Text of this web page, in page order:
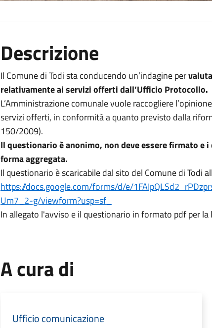
Descrizione
Il Comune di Todi sta conducendo un’indagine per
relativamente ai servizi offerti dall’Ufficio Protocollo.
L’Amministrazione comunale vuole raccogliere
servizi offerti, in conformità a quanto previsto dalla
150/2009).
Il questionario è anonimo, non deve essere firmato
forma aggregata.
Il questionario è scaricabile dal sito del Comune di Todi
https://docs.google.com/forms/d/e/
Um7_2-g/viewform?usp=sf_
In allegato l'avviso e il questionario in formato pdf per la
A cura di
Ufficio comunicazione